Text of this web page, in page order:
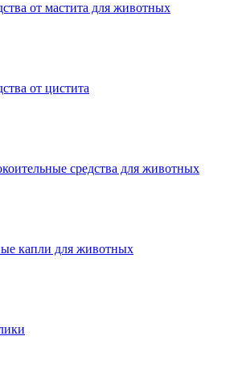
от мастита для животных
от цистита
средства для животных
капли для животных